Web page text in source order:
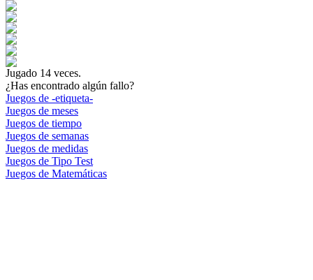
Jugado 14 veces.
¿Has encontrado algún fallo?
Juegos de -etiqueta-
Juegos de meses
Juegos de tiempo
Juegos de semanas
Juegos de medidas
Juegos de Tipo Test
Juegos de Matemáticas